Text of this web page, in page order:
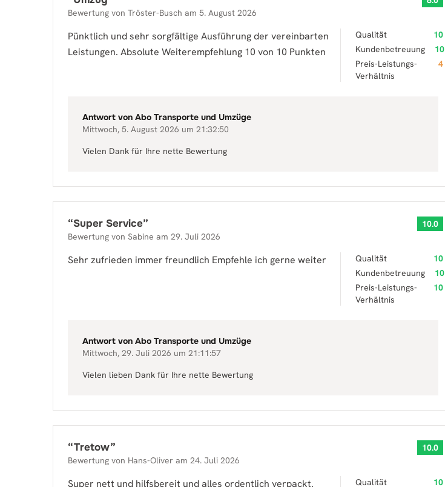
Bewertung von Tröster-Busch am 5. August 2026
Pünktlich und sehr sorgfältige Ausführung der vereinbarten
Leistungen. Absolute Weiterempfehlung 10 von 10 Punkten
Qualität
10
Kundenbetreuung
10
Preis-Leistungs-
Verhältnis
4
Antwort von Abo Transporte und Umzüge
Mittwoch, 5. August 2026 um 21:32:50
Vielen Dank für Ihre nette Bewertung
“Super Service”
Bewertung von Sabine am 29. Juli 2026
10.0
Sehr zufrieden immer freundlich Empfehle ich gerne weiter Qualität
10
Kundenbetreuung
10
Preis-Leistungs-
Verhältnis
10
Antwort von Abo Transporte und Umzüge
Mittwoch, 29. Juli 2026 um 21:11:57
Vielen lieben Dank für Ihre nette Bewertung
“Tretow”
Bewertung von Hans-Oliver am 24. Juli 2026
10.0
Super nett und hilfsbereit und alles ordentlich verpackt.
Qualität
10